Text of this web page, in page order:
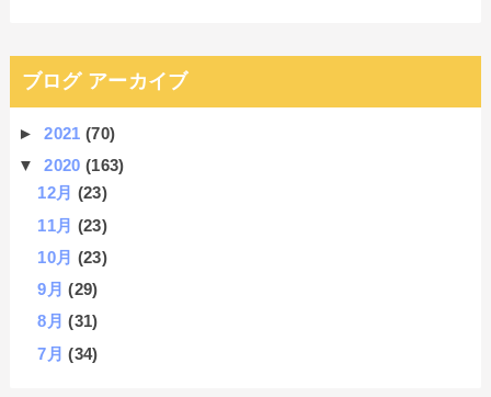
ブログ アーカイブ
►2021(70)
▼2020(163)
12月 (23)
11月 (23)
10月 (23)
9月(29)
8月(31)
7月(34)